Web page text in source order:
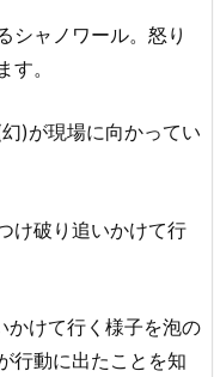
シャノワール。怒り
。
)が現場に向かってい
け破り追いかけて行
かけて行く様子を泡の
行動に出たことを知